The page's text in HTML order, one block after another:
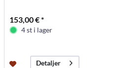
153,00 € *
4 st i lager
Detaljer